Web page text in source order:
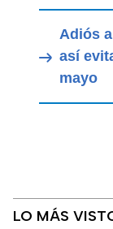
Adiós
así
mayo
LO MÁS